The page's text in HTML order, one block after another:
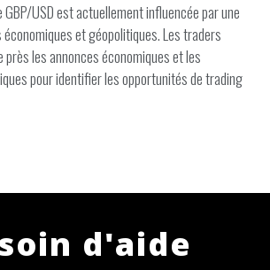
GBP/USD est actuellement influencée par une
et géopolitiques. Les traders
les annonces économiques et les
pour identifier les opportunités de trading
d'aide